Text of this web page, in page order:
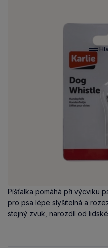
Píšťalka pomáhá při výcviku
pro psa lépe slyšitelná a
stejný zvuk, narozdíl od